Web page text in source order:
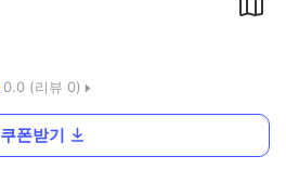
0.0 (리뷰 0)
쿠폰받기